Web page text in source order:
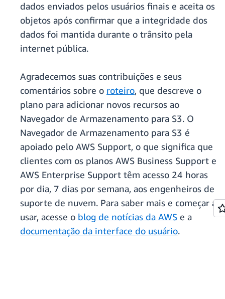
dados enviados pelos usuários finais e aceita os
objetos após confirmar que a integridade dos
dados foi mantida durante o trânsito pela
internet pública.
Agradecemos suas contribuições e seus
comentários sobre o roteiro, que descreve o
plano para adicionar novos recursos ao
Navegador de Armazenamento para S3. O
Navegador de Armazenamento para S3 é
apoiado pelo AWS Support, o que significa que
clientes com os planos AWS Business Support e
AWS Enterprise Support têm acesso 24 horas
por dia, 7 dias por semana, aos engenheiros de
suporte de nuvem. Para saber mais e começar a
usar, acesse o blog de notícias da AWS e a
documentação da interface do usuário.